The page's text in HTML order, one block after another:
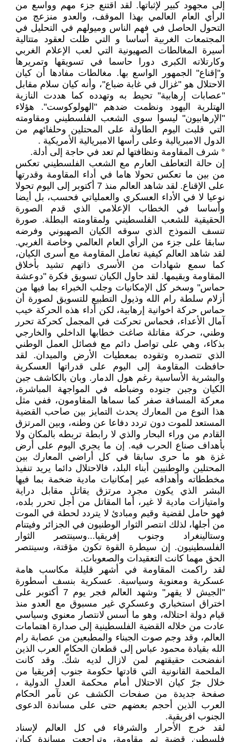
إلى مجهود كبير لإثباتها. لقد اقتنع جزء مهم وواسع من
الرأي العام العالمي بهذا الموقف، والعدو منزعج من
التحول الحاصل في فهم الناس وميولهم في التحليل في
المجتمعات الغربية أساسا و التي ظلت لعقود متتالية
أسيرة المغالطات الصهيونية التي لعب الإعلام الغربي
وكارتلاته الكبرى دورا حاسما في تسويقها وتمريرها
و"إقناع" الجمهور الواسع بها. مغالطات مفادها أن كيان
الاحتلال هو "غزال في غابة ضباع"، وأنه كيان سلام مقابل
"عصابات إرهابية" تحيط به وتهدده كما هددت النازية
الهتلرية اليهود ونظمت ضدهم "الهولوكوست". هؤلاء
"الإرهابيون" ليسوا سوى الشعب الفلسطيني ومقاومته
التي قلبت اليوم الطاولة على المحتلين وحلفائهم من
الدول الامبريالية وعلى رأسها الامبريالية الأمريكية .
° شرف المقاومة ونظافتها لم تعد في حاجة إلى أدلة.
إن حالة التعاطف العارم مع الشعب الفلسطيني تعكس
من بين ما تعكس تحولا هاما في أداء المقاومة وقدرتها
على الإقناع. لقد شاهد العالم منذ 7 أكتوبر إلى اليوم تحولا
نوعيا لا في الأداء العسكري والعملياتي فحسب، بل أيضا
وأساسا في الخطاب الإعلامي الذي قدم الصورة
الحقيقية للشعب الفلسطيني ولمقاومته البطلة. صورة
تنسف النموذج الذي سوقه الكيان الصهيوني وفرضه
سابقا على جزء من الرأي العام العالمي وخاصة الغربي.
لقد شاهد العالم كيفية تعامل المقاومة مع أسرى الكيان،
كما سمع شهادات من الأسرى ذاتهم تشيد بأخلاق
المقاومة وبقيمها. لقد حاول الكيان تسويق فكرة "دوعشة
حماس" وسخر كل الإمكانيات وجلب الخبراء بما فيها من
أزلام سلطة رام الله وذيول التطبيع للتسويق لصورة أن
حماس حركة اخوانية إرهابية، لكن أداء هذه الحركة خيب
آمال الأعداء، فحماس تحركت في المجمل كحركة تحرر
وطني، حركة مقاتلة صاغت خطابها الداخلي والخارجي
بذكاء، وهي على تواصل دائم مع فصائل العمل الوطني
الذي تتصدره وتقوده بمعطيات الأرض والميدان. لقد
حافظت المقاومة إلى اليوم على قدراتها العسكرية
والبشرية الأساسية رغم هول الدمار. وبان بالكاشف جبن
الكيان وجبن جنوده وضباطه في المواجهة المباشرة،
معركة المسافة صفر كما سماها المقاومون، ففي مثل
هذا النوع من المعارك يحدث التمايز بين صاحب القضية
المستعد للموت دون تردد دفاعا عن وطنه، وبين المرتزق
القادم من وراء البحار والذي لا رابطة تربطه بالمكان ولا
بأهداف صناع الحرب فيه. إن ما يجري اليوم على أرض
غزة هو ما حرى سابقا في كل أراضي المعارك بين
المحتلين والوطنيين أبناء البلد، فالاحتلال دائما يريد تنفيذ
مخططاته وأهدافه عبر إمكانيات مادية ضخمة بما فيها
البشر الذي يكون مجرد مرتزق يقاتل مقابل دراية
وامتيازات مادية لا غير، أما المقاتل من أجل تحرر بلده،
فهو حامل لقضية وقيم ومبادئ لا يتردد لحطة في الموت
من أجلها، لذلك انتصر الثوار الوطنيون في الجزائر وفيتنام
وستالينغراد وجنوب إفريقيا...وسينتصر الثوار
الفلسطينيون. إن سيطرة القوة تكون مؤقتة، وسينتصر
الحق مهما كانت التعقيدات والصعوبات.
لقد راكمت المقاومة في أشهر قليلة مكاسب هامة
عسكرية ومعنوية وسياسية. عسكرية بنسف أسطورة
"الجيش لا يقهر" وشهد العالم فجر يوم 7 أكتوبر على
اختراق استخباري وعسكري غير مسبوق مع العدو منذ
قيام دولة احتلاله، وهو ما أسس لانتصار معنوي وسياسي
عادت من خلاله القضية الفلسطينية إلى صدارة اهتمامات
العالم، وقد وجم صوت الجبناء والمطبعين من عصابة رام
الله بقيادة محمود عباس إلى قطعان الحكام العرب الذين
انفضحت حقيقتهم لمن لازال لديه شكّ. وقد كانت
الملحمة القانونية التي قادتها حكومة جنوب إفريقيا من
خلال جرّ كيان الاحتلال أمام محكمة العدل الدولية ،
صفحة جديدة من صفحات الكشف عن تآمر الحكام
العرب الذين أحجم بعضهم حتى على مساندة الدعوى
الجنوب افريقية.
لقد خرج الأحرار والشرفاء في كل العالم لإسناد
فلسطين قضية ثم مقاومة، وتراجعت مساندة كيان